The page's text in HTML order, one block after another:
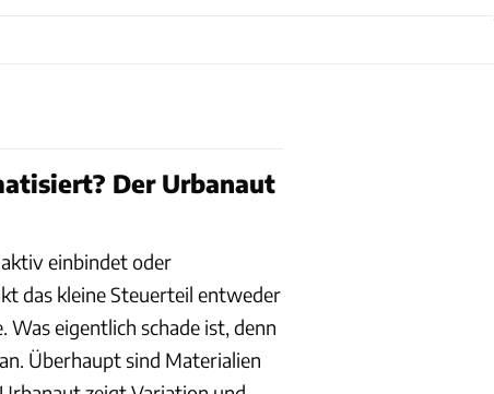
Der Urbanaut
einbindet oder
das kleine Steuerteil entweder
Was eigentlich schade ist, denn
Überhaupt sind Materialien